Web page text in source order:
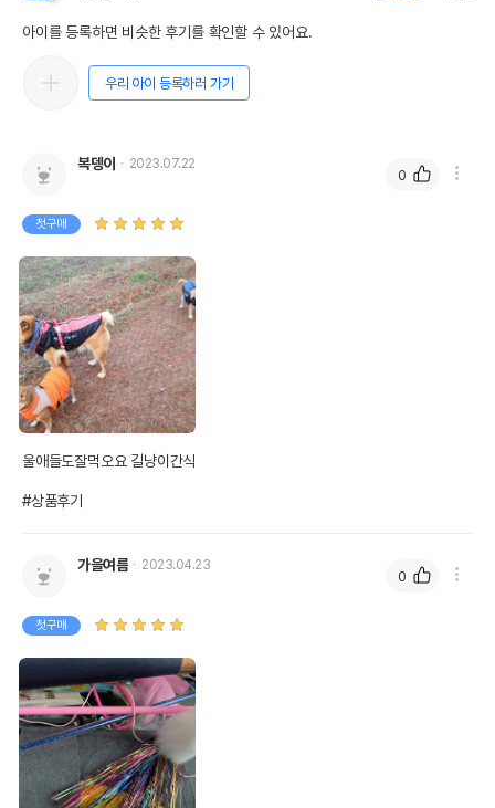
아이를 등록하면 비슷한 후기를 확인할 수 있어요.
우리 아이 등록하러 가기
복뎅이 2023.07.22
첫구매
울애들도잘먹오요 길냥이간식
#상품후기
0
가을여름 2023.04.23
첫구매
0